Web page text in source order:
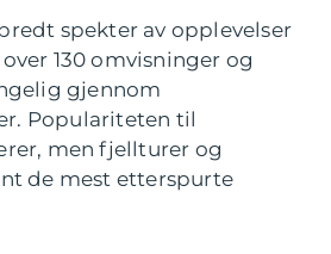
spekter av opplevelser
130 omvisninger og
gjennom
Populariteten til
men fjellturer og
de mest etterspurte